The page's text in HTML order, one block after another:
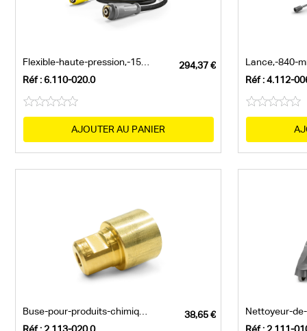
Flexible-haute-pression,-15-m,-DN-6,-250...
Réf : 6.110-020.0
AJOUTER AU PANIER
Lance,-840-
Réf : 4.112-
Buse-pour-produits-chimiques-,-250